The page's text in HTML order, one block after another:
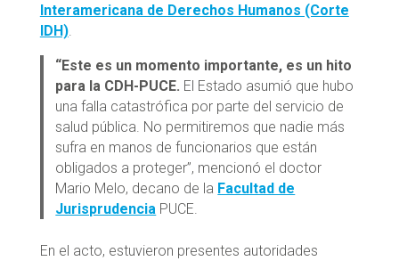
Interamericana de Derechos Humanos (Corte
IDH).
“Este es un momento importante, es un hito
para la CDH-PUCE. El Estado asumió que hubo
una falla catastrófica por parte del servicio de
salud pública. No permitiremos que nadie más
sufra en manos de funcionarios que están
obligados a proteger”, mencionó el doctor
Mario Melo, decano de la Facultad de
Jurisprudencia PUCE.
En el acto, estuvieron presentes autoridades